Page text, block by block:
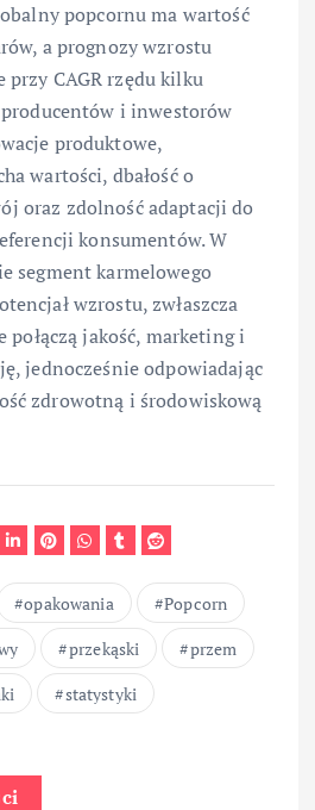
popcornu ma wartość
a prognozy wzrostu
CAGR rzędu kilku
i inwestorów
produktowe,
wartości, dbałość o
oraz zdolność adaptacji do
konsumentów. W
segment karmelowego
wzrostu, zwłaszcza
jakość, marketing i
jednocześnie odpowiadając
zdrowotną i środowiskową
opakowania
Popcorn
przekąski
przem
statystyki